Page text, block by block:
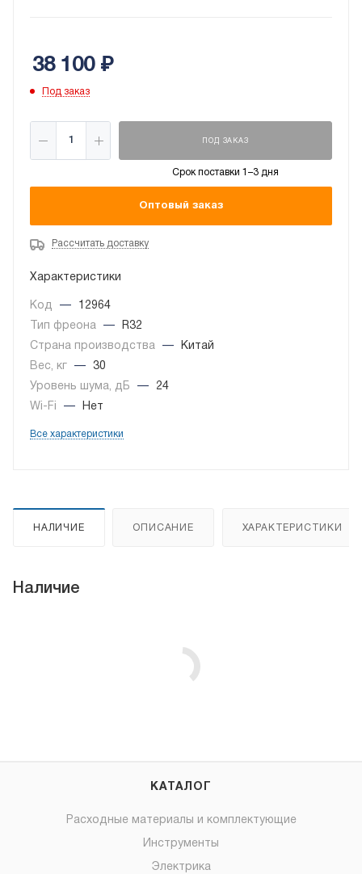
38 100₽
Под заказ
ПОД ЗАКАЗ
Срок поставки 1–3 дня
Оптовый заказ
Рассчитать доставку
Характеристики
Код —
12964
Тип фреона
—
R32
Страна производства
—
Китай
Вес, кг
—
30
Уровень шума, дБ
—
24
Wi-Fi
— Нет
Все характеристики
НАЛИЧИЕ ОПИСАНИЕ ХАРАКТЕРИСТИКИ
Наличие
КАТАЛОГ
Расходные материалы и комплектующие
Инструменты
Электрика